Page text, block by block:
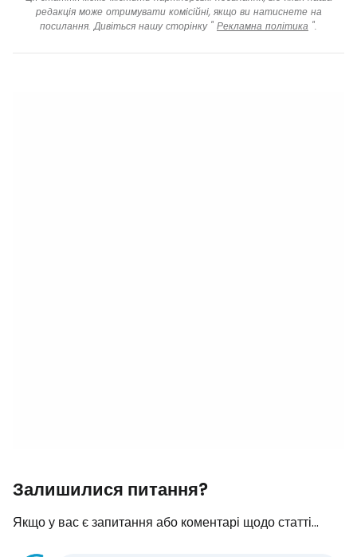
редакція може отримувати комісійні, якщо ви натиснете на
посилання. Дивіться нашу сторінку " Рекламна політика ".
Залишилися питання?
Якщо у вас є запитання або коментарі щодо статті...